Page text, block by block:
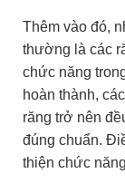
Thêm vào đó,
thường là các
chức năng
hoàn thành,
răng trở nên
đúng chuẩn.
thiện chức